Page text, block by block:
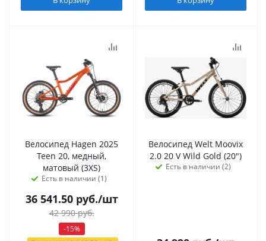
Велосипед Hagen 2025
Teen 20, медный,
матовый (3XS)
Есть в наличии (1)
36 541.50руб./шт
42 990руб.
-15%
Велосипед Welt Moovix
2.0 20 V Wild Gold (20")
Есть в наличии (2)